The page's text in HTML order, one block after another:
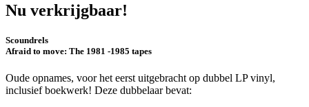
Nu verkrijgbaar!
Scoundrels
Afraid to move: The 1981 -1985 tapes
Oude opnames, voor het eerst uitgebracht op dubbel LP vinyl,
inclusief boekwerk! Deze dubbelaar bevat: